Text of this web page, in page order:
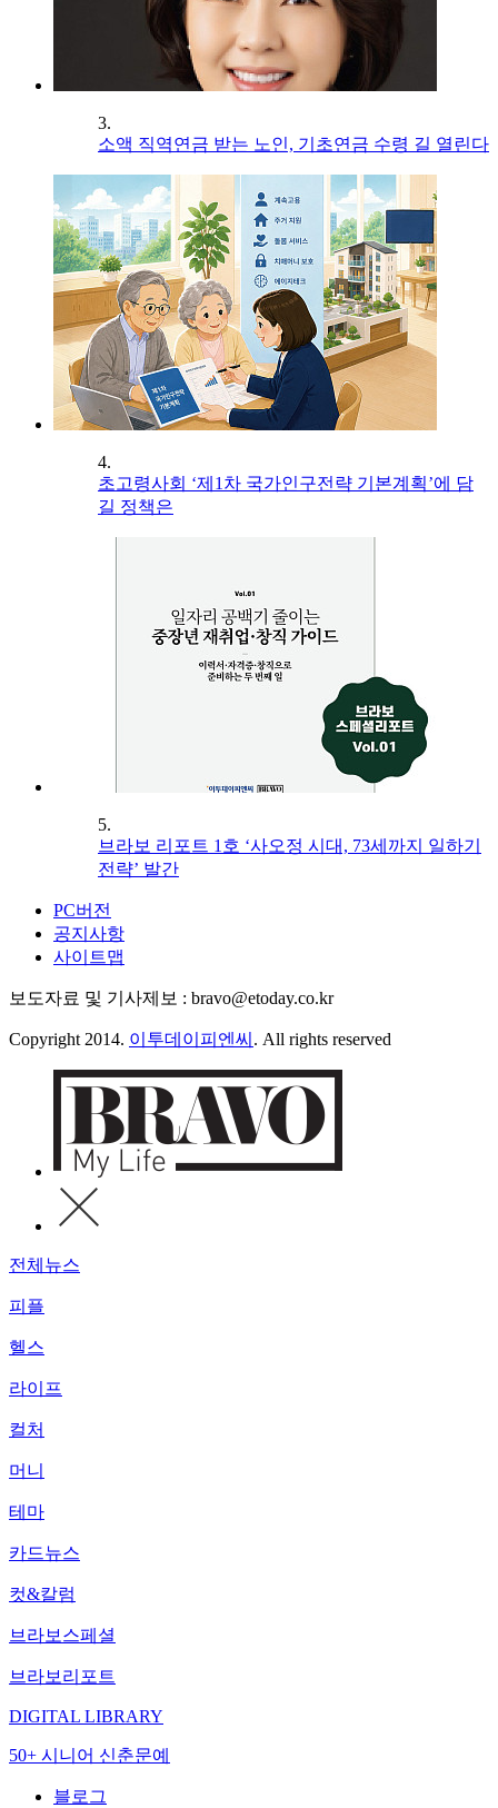
3.
소액 직역연금 받는 노인, 기초연금 수령 길 열린다
4.
초고령사회 ‘제1차 국가인구전략 기본계획’에 담
길 정책은
5.
브라보 리포트 1호 ‘사오정 시대, 73세까지 일하기
전략’ 발간
PC버전
공지사항
사이트맵
보도자료 및 기사제보 : bravo@etoday.co.kr
Copyright 2014. 이투데이피엔씨 . All rights reserved
전체뉴스
피플
헬스
라이프
컬처
머니
테마
카드뉴스
컷&칼럼
브라보스페셜
브라보리포트
DIGITAL LIBRARY
50+ 시니어 신춘문예
블로그